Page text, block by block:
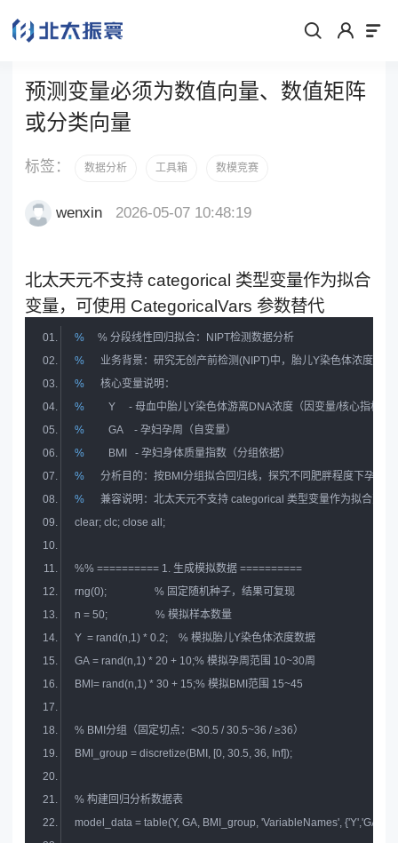
预测变量必须为数值向量、数值矩阵
或分类向量
标签： 数据分析 工具箱 数模竞赛
wenxin 2026-05-07 10:48:19
北太天元不支持 categorical 类型变量作为拟合
变量，可使用 CategoricalVars 参数替代
%
% 分段线性回归拟合：NIPT检测数据分析
%
业务背景：研究无创产前检测(NIPT)中，胎儿Y染色体浓度的影
%
核心变量说明：
%
Y     - 母血中胎儿Y染色体游离DNA浓度（因变量/核心指标）
%
GA    - 孕妇孕周（自变量）
%
BMI   - 孕妇身体质量指数（分组依据）
%
分析目的：按BMI分组拟合回归线，探究不同肥胖程度下孕周
%
兼容说明：北太天元不支持 categorical 类型变量作为拟合变量
clear; clc; close all;
%% ========== 1. 生成模拟数据 ==========
rng(0);                  % 固定随机种子，结果可复现
n = 50;                  % 模拟样本数量
Y  = rand(n,1) * 0.2;    % 模拟胎儿Y染色体浓度数据
% BMI分组（固定切点：<30.5 / 30.5~36 / ≥36）
% 构建回归分析数据表